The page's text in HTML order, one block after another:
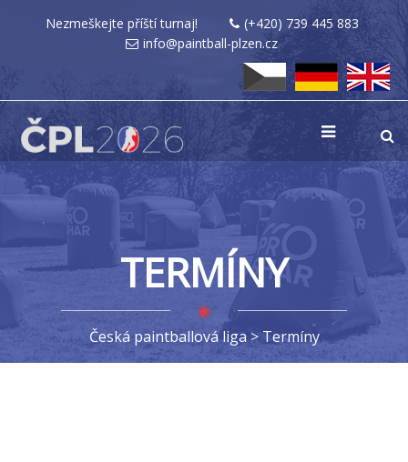
Nezmeškejte příští turnaj!
(+420) 739 445 883
info@paintball-plzen.cz
TERMÍNY
Česká paintballová liga> Termíny